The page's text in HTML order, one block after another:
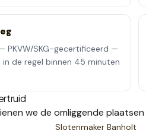
PKVW/SKG-gecertificeerd —
de regel binnen 45 minuten
we de omliggende plaatsen
Slotenmaker Banholt